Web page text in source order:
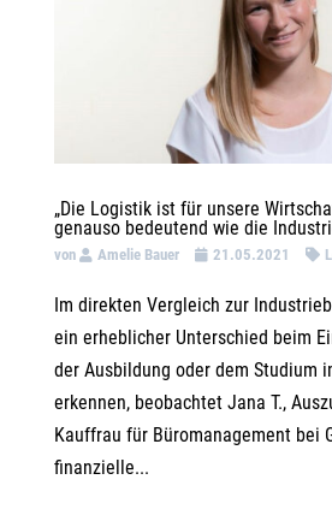
„Die Logistik ist für unsere
genauso bedeutend wie die
von Amelie Bauer 21.05.2021
Im direkten Vergleich zur
ein erheblicher Unterschied beim
der Ausbildung oder dem Studium
erkennen, beobachtet Jana T.,
Kauffrau für Büromanagement bei
finanzielle...